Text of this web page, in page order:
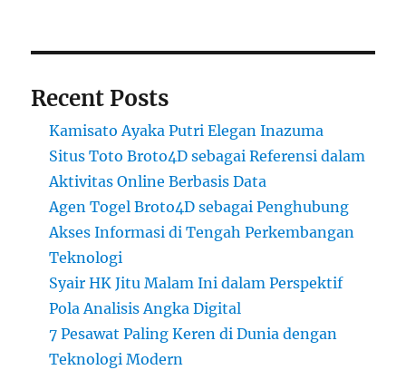
Recent Posts
Kamisato Ayaka Putri Elegan Inazuma
Situs Toto Broto4D sebagai Referensi dalam
Aktivitas Online Berbasis Data
Agen Togel Broto4D sebagai Penghubung
Akses Informasi di Tengah Perkembangan
Teknologi
Syair HK Jitu Malam Ini dalam Perspektif
Pola Analisis Angka Digital
7 Pesawat Paling Keren di Dunia dengan
Teknologi Modern